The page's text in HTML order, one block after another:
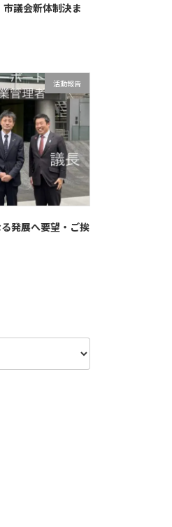
議会新体制決ま
活動報告
発展へ要望・ご挨